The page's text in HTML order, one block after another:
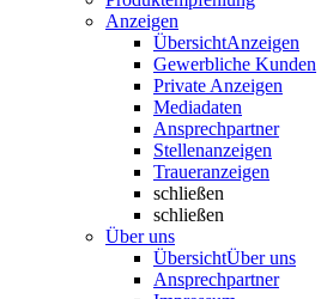
Anzeigen
ÜbersichtAnzeigen
Gewerbliche Kunden
Private Anzeigen
Mediadaten
Ansprechpartner
Stellenanzeigen
Traueranzeigen
schließen
schließen
Über uns
ÜbersichtÜber uns
Ansprechpartner